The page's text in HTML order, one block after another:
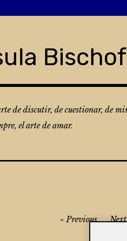
de discutir, de cuestionar, de
el arte de amar.
Previous Next